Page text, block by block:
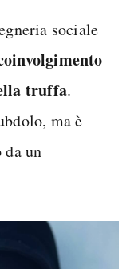
sociale
truffa.
ma è
da un